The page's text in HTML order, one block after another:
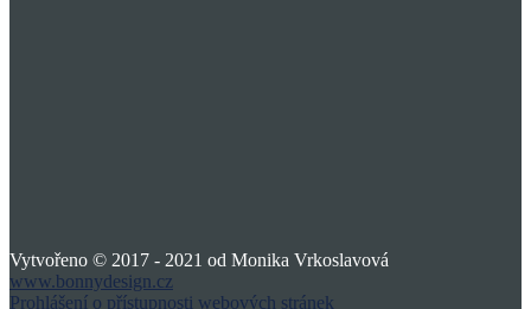
Vytvořeno © 2017 - 2021 od Monika Vrkoslavová
www.bonnydesign.cz
Prohlášení o přístupnosti webových stránek